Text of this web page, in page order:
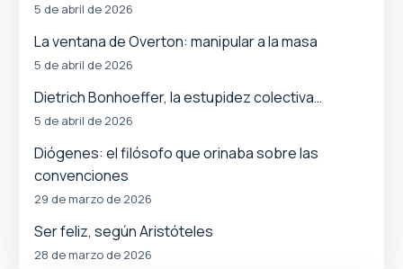
5 de abril de 2026
La ventana de Overton: manipular a la masa
5 de abril de 2026
Dietrich Bonhoeffer, la estupidez colectiva…
5 de abril de 2026
Diógenes: el filósofo que orinaba sobre las
convenciones
29 de marzo de 2026
Ser feliz, según Aristóteles
28 de marzo de 2026